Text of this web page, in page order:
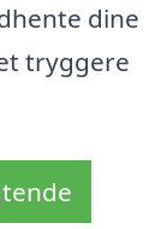
dine
tryggere